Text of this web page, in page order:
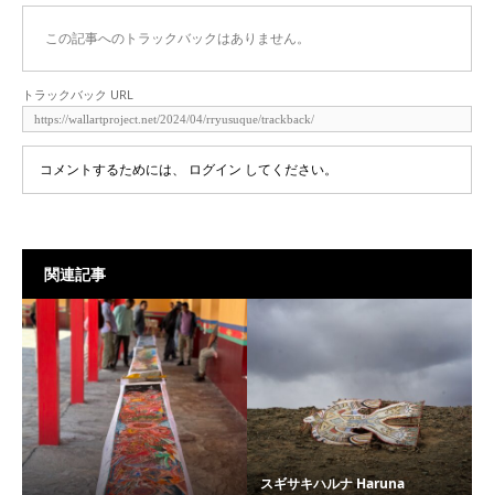
この記事へのトラックバックはありません。
トラックバック URL
コメントするためには、 ログイン してください。
関連記事
スギサキハルナ Haruna